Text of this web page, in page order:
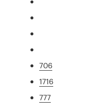
706
1716
777